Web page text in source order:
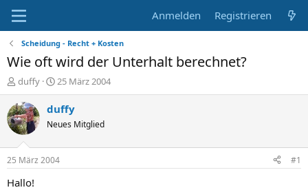
Anmelden Registrieren
Scheidung - Recht + Kosten
Wie oft wird der Unterhalt berechnet?
E
r
s
t
e
e
r
duffy
E
r
s
e
l
t
25 März 2004
duffy
Neues Mitglied
25 März 2004 #1
Hallo!